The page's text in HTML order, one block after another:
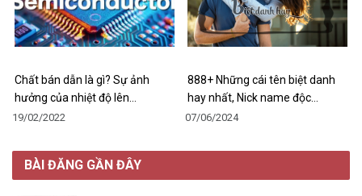
Chất bán dẫn là gì? Sự ảnh
hưởng của nhiệt độ lên…
19/02/2022
888+ Những cái tên biệt danh
hay nhất, Nick name độc…
07/06/2024
BÀI ĐĂNG GẦN ĐÂY